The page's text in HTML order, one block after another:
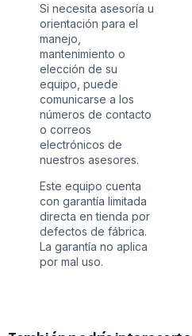
Si necesita asesoría u
orientación para el
manejo,
mantenimiento o
elección de su
equipo, puede
comunicarse a los
números de contacto
o correos
electrónicos de
nuestros asesores.
Este equipo cuenta
con garantía limitada
directa en tienda por
defectos de fábrica.
La garantía no aplica
por mal uso.